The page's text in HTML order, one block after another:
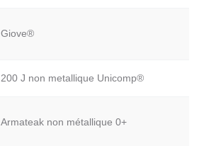
Giove®
200 J non metallique Unicomp®
Armateak non métallique 0+